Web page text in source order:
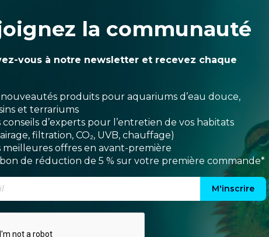
la communauté
vous à notre newsletter et recevez chaque
nouveautés produits pour aquariums d’eau douce,
et terrariums
conseils d’experts pour l’entretien de vos habitats
filtration, CO₂, UVB, chauffage)
meilleures offres en avant-première
de réduction de 5 % sur votre première commande*
M'inscrire